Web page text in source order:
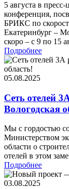
5 августа в
конференция,
БРИКС по
Екатеринбург –
скоро – с 9 по 15
Подробнее
05.08.2025
Сеть отелей
Вологодская
Мы с гордостью
Министерством
области о
отелей в этом
Подробнее
03.08.2025